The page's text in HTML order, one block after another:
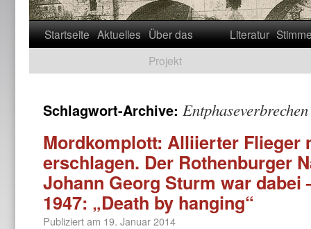
Startseite Aktuelles Über das
Projekt
Literatur
Schlagwort-Archive: Entphaseverbrechen
Mordkomplott: Alliierter Flieger
erschlagen. Der Rothenburger
Johann Georg Sturm war dabei
1947: „Death by hanging“
Publiziert am 19. Januar 2014